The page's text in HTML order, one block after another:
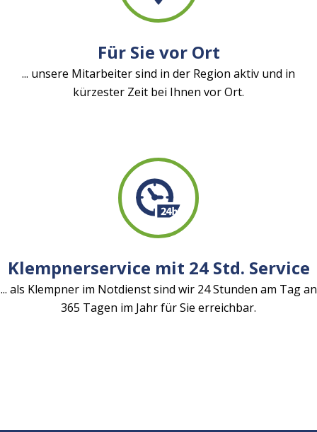
Für Sie vor Ort
... unsere Mitarbeiter sind in der Region aktiv und in
kürzester Zeit bei Ihnen vor Ort.
Klempnerservice mit 24 Std. Service
... als Klempner im Notdienst sind wir 24 Stunden am Tag an
365 Tagen im Jahr für Sie erreichbar.